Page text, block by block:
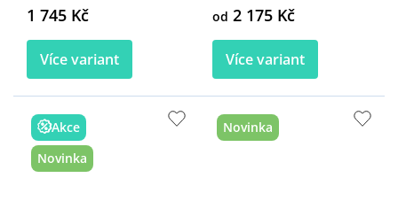
1 745 Kč
Více variant
od 2 175 Kč
Více variant
Akce
Novinka
Novinka